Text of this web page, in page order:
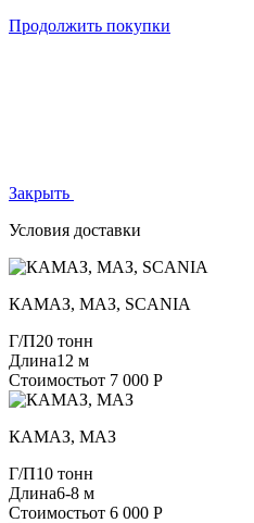
Продолжить покупки
Закрыть
Условия доставки
КАМАЗ, МАЗ, SCANIA
Г/П20 тонн
Длина12 м
Стоимостьот 7 000 Р
КАМАЗ, МАЗ
Г/П10 тонн
Длина6-8 м
Стоимостьот 6 000 Р